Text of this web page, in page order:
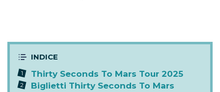
Thirty Seconds To Mars Tour 2025
Biglietti Thirty Seconds To Mars